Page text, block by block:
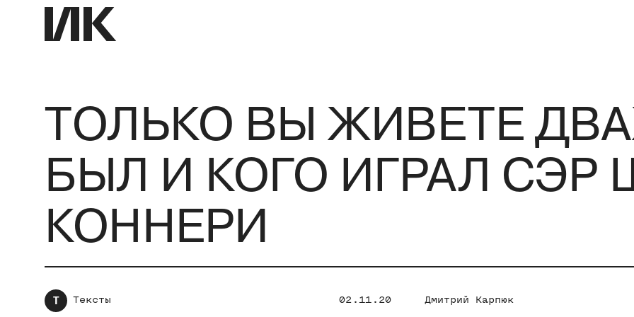
ТОЛЬКО ВЫ ЖИВЕТЕ
БЫЛ И КОГО ИГРАЛ СЭР
КОННЕРИ
Т Тексты 02.11.20 Дмитрий Карпюк